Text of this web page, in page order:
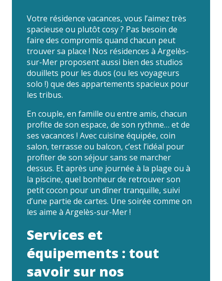
Votre résidence vacances, vous l’aimez très
spacieuse ou plutôt cosy ? Pas besoin de
faire des compromis quand chacun peut
trouver sa place ! Nos résidences à Argelès-
sur-Mer proposent aussi bien des studios
douillets pour les duos (ou les voyageurs
solo !) que des appartements spacieux pour
les tribus.
En couple, en famille ou entre amis, chacun
profite de son espace, de son rythme… et de
ses vacances ! Avec cuisine équipée, coin
salon, terrasse ou balcon, c’est l’idéal pour
profiter de son séjour sans se marcher
dessus. Et après une journée à la plage ou à
la piscine, quel bonheur de retrouver son
petit cocon pour un dîner tranquille, suivi
d’une partie de cartes. Une soirée comme on
les aime à Argelès-sur-Mer !
Services et
équipements : tout
savoir sur nos